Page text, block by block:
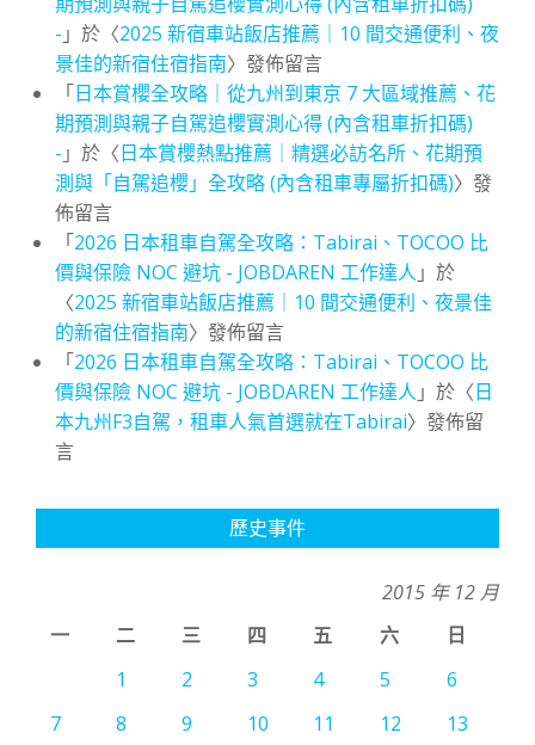
- 」於〈2025 新宿車站飯店推薦｜10 間交通便利、夜
景佳的新宿住宿指南〉發佈留言
「日本賞櫻全攻略｜從九州到東京 7 大區域推薦、花
期預測與親子自駕追櫻實測心得 (內含租車折扣碼)
- 」於〈日本賞櫻熱點推薦｜精選必訪名所、花期預
測與「自駕追櫻」全攻略 (內含租車專屬折扣碼)〉發
佈留言
「2026 日本租車自駕全攻略：Tabirai、TOCOO 比
價與保險 NOC 避坑 - JOBDAREN 工作達人 」於
〈2025 新宿車站飯店推薦｜10 間交通便利、夜景佳
的新宿住宿指南〉發佈留言
「2026 日本租車自駕全攻略：Tabirai、TOCOO 比
價與保險 NOC 避坑 - JOBDAREN 工作達人 」於〈日
本九州F3自駕，租車人氣首選就在Tabirai〉發佈留
言
歷史事件
2015 年 12 月
一
二 三 四 五 六
日
1
2 3 4 5
6
7
8 9 10 11 12
13